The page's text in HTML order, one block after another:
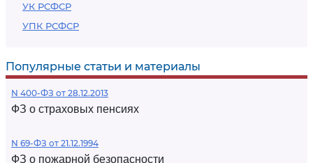
УК РСФСР
УПК РСФСР
Популярные статьи и материалы
N 400-ФЗ от 28.12.2013
ФЗ о страховых пенсиях
N 69-ФЗ от 21.12.1994
ФЗ о пожарной безопасности